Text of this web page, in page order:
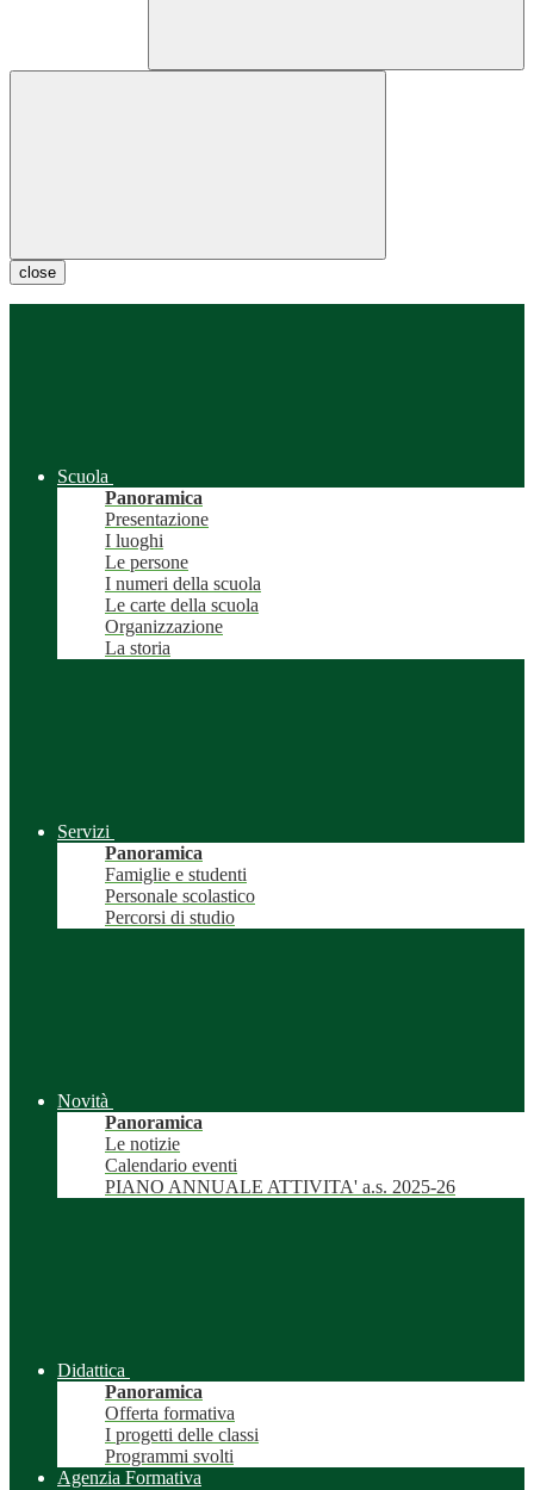
close
Scuola
Panoramica
Presentazione
I luoghi
Le persone
I numeri della scuola
Le carte della scuola
Organizzazione
La storia
Servizi
Panoramica
Famiglie e studenti
Personale scolastico
Percorsi di studio
Novità
Panoramica
Le notizie
Calendario eventi
PIANO ANNUALE ATTIVITA' a.s. 2025-26
Didattica
Panoramica
Offerta formativa
I progetti delle classi
Programmi svolti
Agenzia Formativa